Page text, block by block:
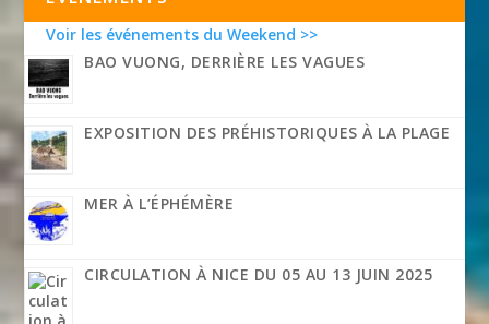
Voir les événements du Weekend >>
BAO VUONG, DERRIÈRE LES VAGUES
EXPOSITION DES PRÉHISTORIQUES À LA PLAGE
MER À L’ÉPHÉMÈRE
CIRCULATION À NICE DU 05 AU 13 JUIN 2025